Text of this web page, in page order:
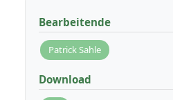
Bearbeitende
Patrick Sahle
Download